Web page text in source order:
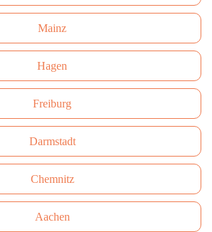
Mainz
Hagen
Freiburg
Darmstadt
Сhemnitz
Aachen